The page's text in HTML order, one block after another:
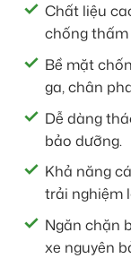
Chất liệu
chống
Bề mặt
ga, chân
Dễ dàng
bảo dưỡng.
Khả năng
trải nghiệm
Ngăn chặn
xe nguyên